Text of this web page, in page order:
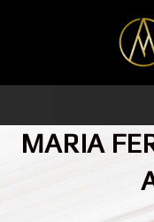
contenido
MARIA